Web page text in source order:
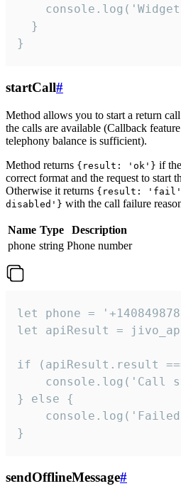
  }
}
startCall#
Method allows you to start a return
the calls are available (Callback
telephony balance is sufficient).
Method returns {result: 'ok'} if
correct format and the request to start
Otherwise it returns {result: 'fail',
disabled'} with the call failure
Name Type
Description
phone string Phone number
let phone =
let apiResult =
if (apiResult.result
console.log('Call
} else {
}
sendOfflineMessage#